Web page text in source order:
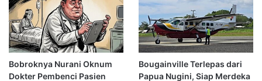
Bobroknya Nurani Oknum
Dokter Pembenci Pasien
Bougainville Terlepas dari
Papua Nugini, Siap Merdeka